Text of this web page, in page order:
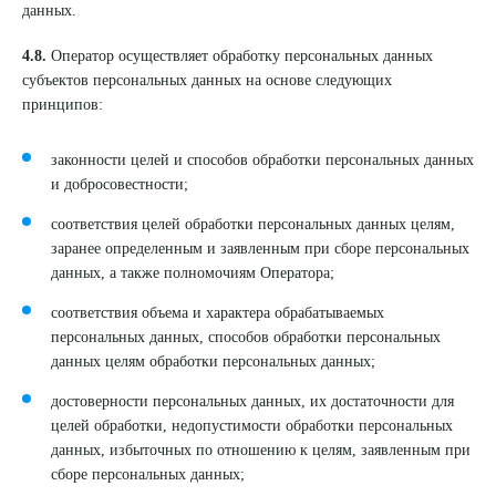
данных.
4.8. Оператор осуществляет обработку персональных данных
субъектов персональных данных на основе следующих
принципов:
законности целей и способов обработки персональных данных
и добросовестности;
соответствия целей обработки персональных данных целям,
заранее определенным и заявленным при сборе персональных
данных, а также полномочиям Оператора;
соответствия объема и характера обрабатываемых
персональных данных, способов обработки персональных
данных целям обработки персональных данных;
достоверности персональных данных, их достаточности для
целей обработки, недопустимости обработки персональных
данных, избыточных по отношению к целям, заявленным при
сборе персональных данных;